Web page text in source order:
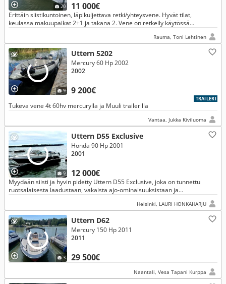
20 11 000€
Erittäin siistikuntoinen, läpikuljettava retki/yhteysvene. Hyvät tilat,
keulassa makuupaikat 2+1 ja takana 2. Vene on retkeily käytössä
Rauma, Toni Lehtinen
9
Uttern 5202
9 200€
Mercury 60 Hp 2002
2002
TRAILERI
Tukeva vene 4t 60hv mercurylla ja Muuli trailerilla
Vantaa, Jukka Kiviluoma
9
Uttern D55 Exclusive
12 000€
Honda 90 Hp 2001
2001
Myydään siisti ja hyvin pidetty Uttern D55 Exclusive, joka on tunnettu
ruotsalaisesta laadustaan, vakaista ajo-ominaisuuksistaan ja
Helsinki, LAURI HONKAHARJU
3
Uttern D62
29 500€
Mercury 150 Hp 2011
2011
Naantali, Vesa Tapani Kurppa